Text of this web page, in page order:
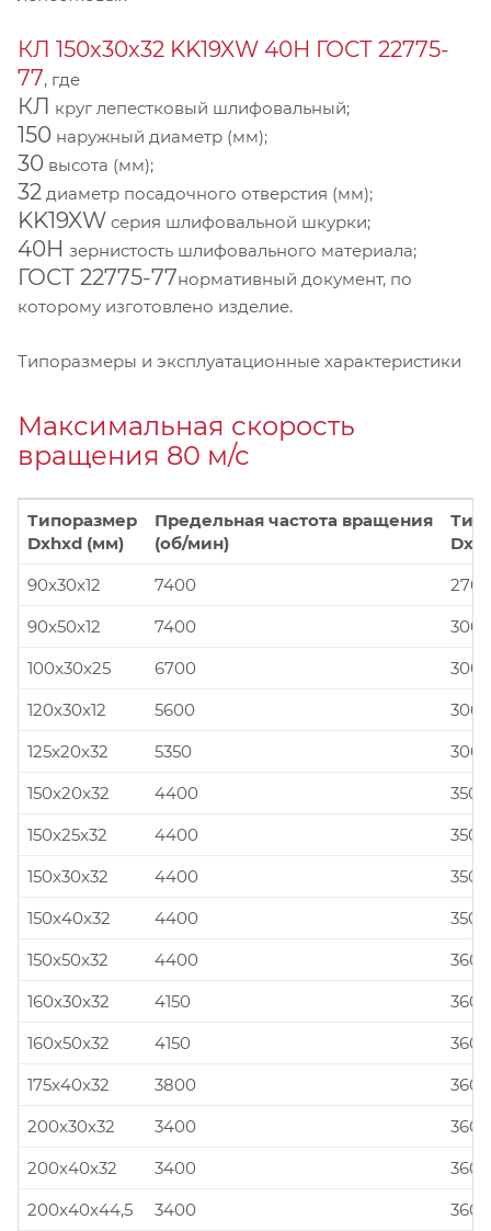
КЛ 150х30х32 KK19XW 40Н ГОСТ 22775-
77, где
КЛ круг лепестковый шлифовальный;
150 наружный диаметр (мм);
30 высота (мм);
32 диаметр посадочного отверстия (мм);
KK19XW серия шлифовальной шкурки;
40Н зернистость шлифовального материала;
ГОСТ 22775-77нормативный документ, по
которому изготовлено изделие.
Типоразмеры и эксплуатационные характеристики
Максимальная скорость
вращения 80 м/с
Типоразмер
Dxhxd (мм)
Предельная частота вращения
(об/мин)
90x30x12
7400
90x50x12
7400
100x30x25
6700
120x30x12
5600
125x20x32
5350
150x20x32
4400
150x25x32
4400
150x30x32
4400
150x40x32
4400
150x50x32
4400
160x30x32
4150
160x50x32
4150
175x40x32
3800
200x30x32
3400
200x40x32
3400
200x40x44,5
3400